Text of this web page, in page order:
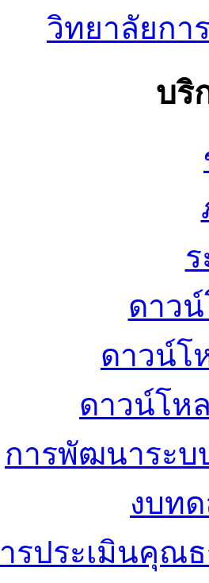
วิทยาลัยก
บริ
ดาว
ดาวน์โ
ดาวน์โห
การพัฒนาระ
งบท
รประเมินคุณ